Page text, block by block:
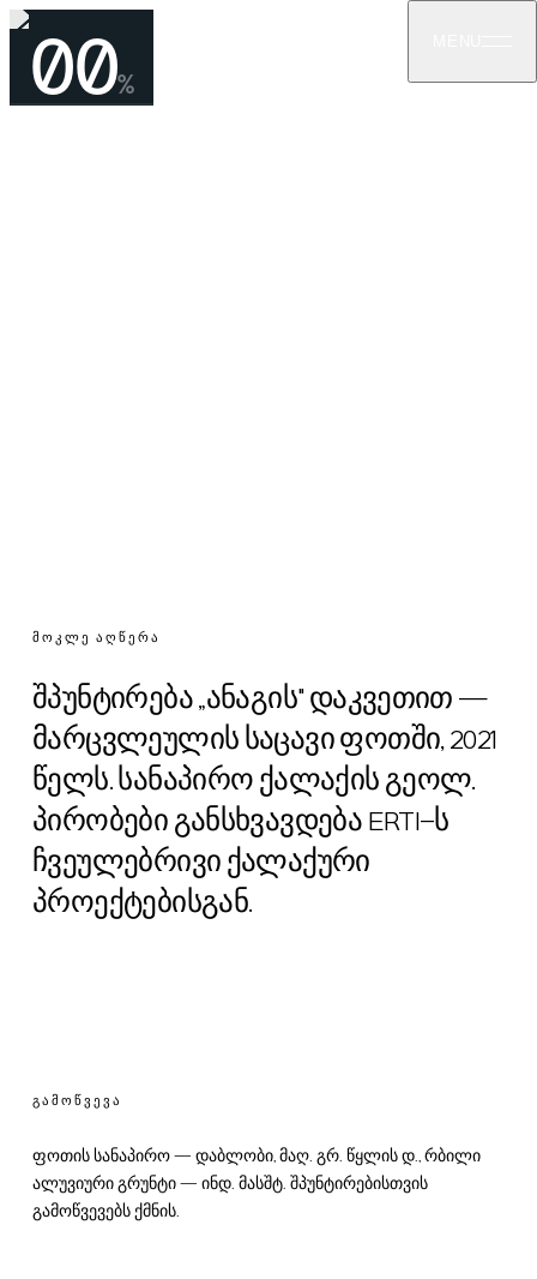
00%
ᲛᲝᲙᲚᲔ ᲐᲦᲬᲔᲠᲐ
შპუნტირება „ანაგის" დაკვეთით —
მარცვლეულის საცავი ფოთში, 2021
წელს. სანაპირო ქალაქის გეოლ.
პირობები განსხვავდება ERTI-ს
ჩვეულებრივი ქალაქური
პროექტებისგან.
ᲒᲐᲛᲝᲬᲕᲔᲕᲐ
ფოთის სანაპირო — დაბლობი, მაღ. გრ. წყლის დ., რბილი
ალუვიური გრუნტი — ინდ. მასშტ. შპუნტირებისთვის
გამოწვევებს ქმნის.